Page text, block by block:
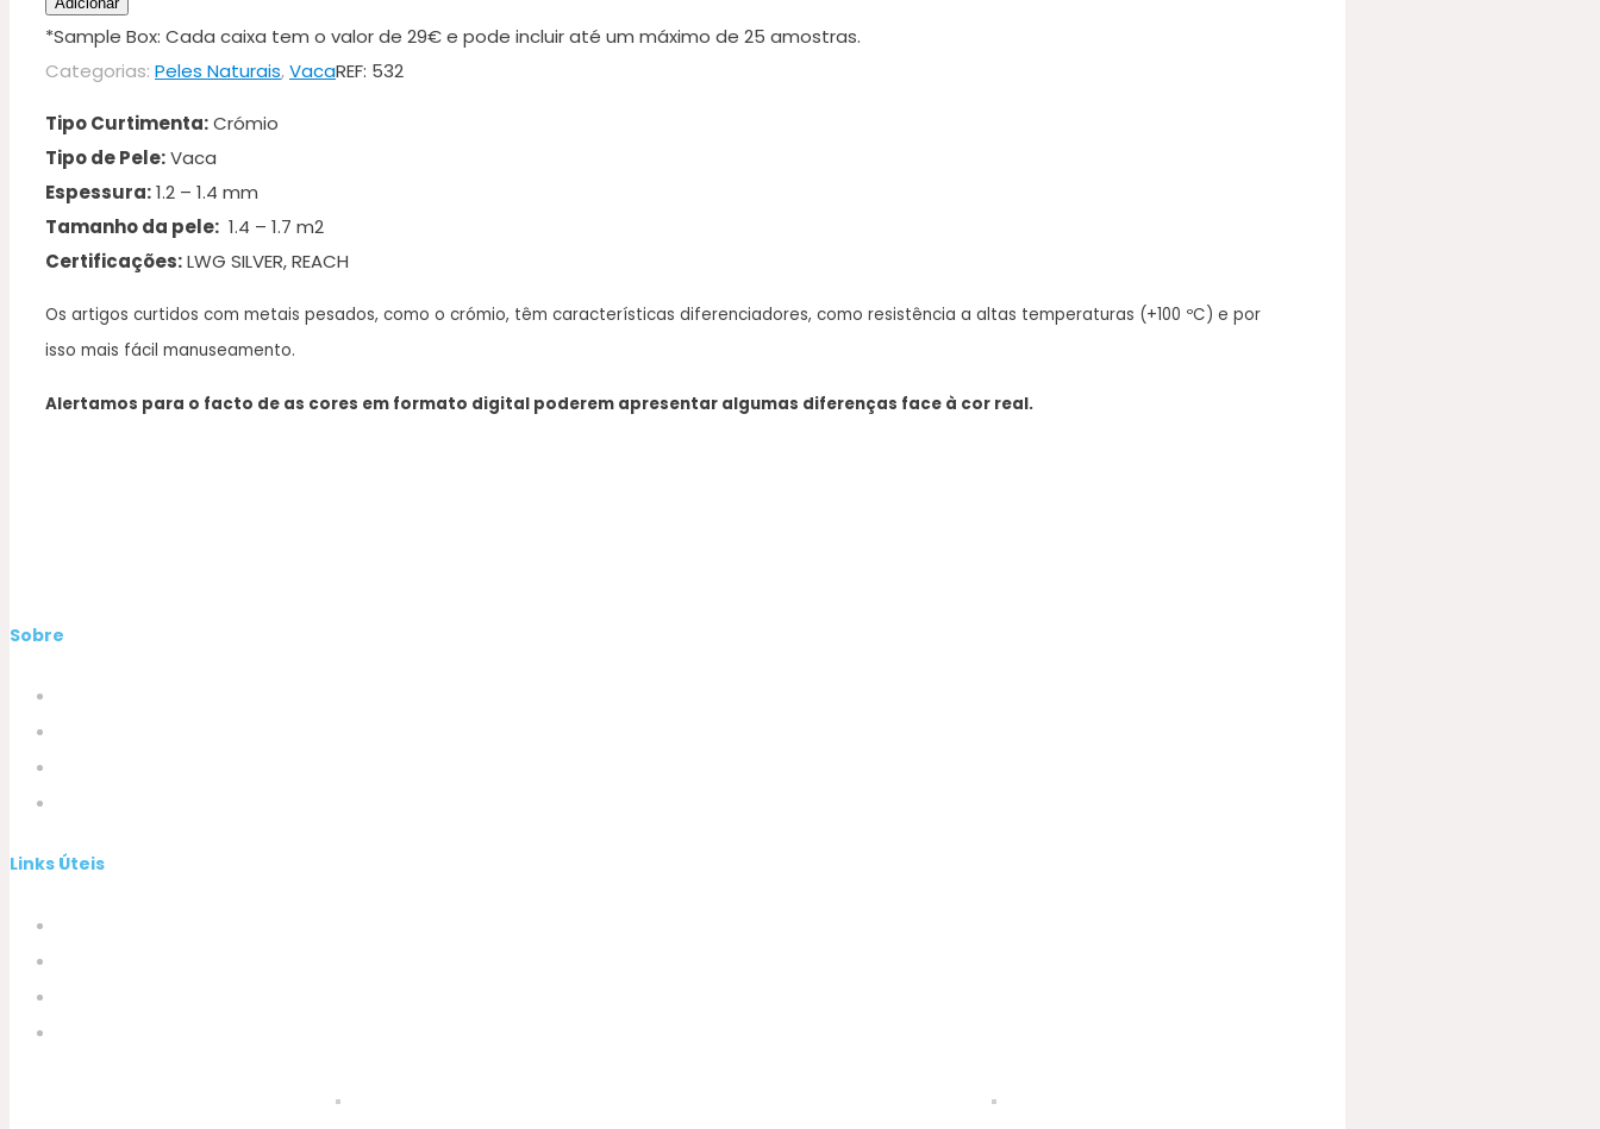
*Sample Box: Cada caixa tem o valor de 29€ e pode incluir até um máximo de 25 amostras.
Categorias: Peles Naturais,VacaREF: 532
Tipo Curtimenta:Crómio
Tipo de Pele:Vaca
Espessura:1.2 – 1.4 mm
Tamanho da pele: 1.4 – 1.7 m2
Certificações:LWG SILVER, REACH
Os artigos curtidos com metais pesados, como o crómio, têm características diferenciadores, como resistência a altas temperaturas (+100 ºC) e por
isso mais fácil manuseamento.
Alertamos para o facto de as cores em formato digital poderem apresentar algumas diferenças face à cor real.
Sobre
Links Úteis